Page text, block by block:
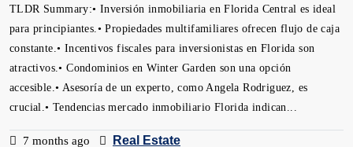
TLDR Summary:• Inversión inmobiliaria en Florida Central es ideal
para principiantes.• Propiedades multifamiliares ofrecen flujo de caja
constante.• Incentivos fiscales para inversionistas en Florida son
atractivos.• Condominios en Winter Garden son una opción
accesible.• Asesoría de un experto, como Angela Rodriguez, es
crucial.• Tendencias mercado inmobiliario Florida indican...
7 months ago
Real Estate